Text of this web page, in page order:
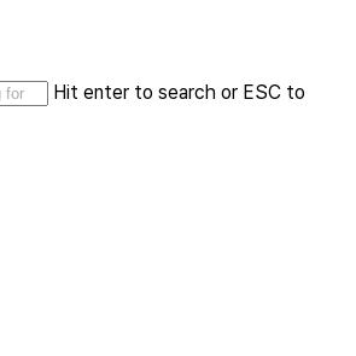
Hit enter to search or ESC to